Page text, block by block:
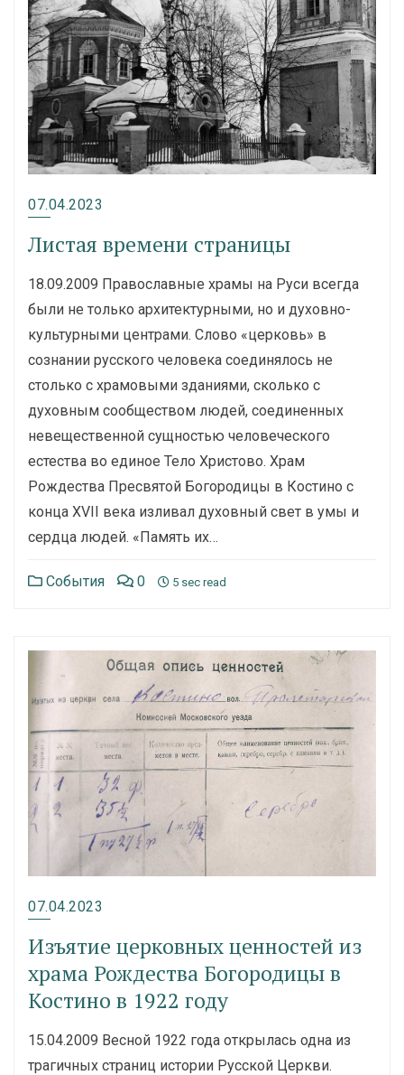
07.04.2023
Листая времени страницы
18.09.2009 Православные храмы на Руси всегда
были не только архитектурными, но и духовно-
культурными центрами. Слово «церковь» в
сознании русского человека соединялось не
столько с храмовыми зданиями, сколько с
духовным сообществом людей, соединенных
невещественной сущнос­тью человеческого
естества во единое Тело Христово. Храм
Рождества Пресвятой Богородицы в Костино с
конца XVII века изливал духовный свет в умы и
сердца людей. «Память их…
События 0 5 sec read
07.04.2023
Изъятие церковных ценностей из
храма Рождества Богородицы в
Костино в 1922 году
15.04.2009 Весной 1922 года открылась одна из
трагичных страниц истории Русской Церкви.